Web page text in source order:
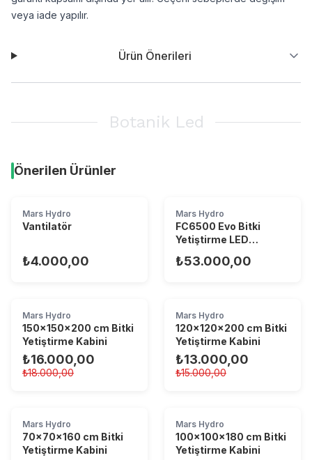
veya iade yapılır.
Ürün Önerileri
Botanik Led
Önerilen Ürünler
Mars Hydro
Vantilatör
₺4.000,00
FC Evo Serisi
Mars Hydro
FC6500 Evo Bitki
Yetiştirme LED
₺53.000,00
Mars Hydro
150x150x200 cm Bitki
Yetiştirme Kabini
₺16.000,00
₺18.000,00
Mars Hydro
120×120×200 cm Bitki
Yetiştirme Kabini
₺13.000,00
₺15.000,00
Mars Hydro
70x70x160 cm Bitki
Yetiştirme Kabini
Mars Hydro
100x100x180 cm Bitki
Yetiştirme Kabini